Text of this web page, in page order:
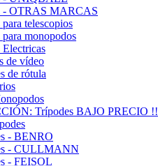
- OTRAS MARCAS
telescopios
monopodos
Electricas
de vídeo
de rótula
Trípodes BAJO PRECIO !!
- BENRO
- CULLMANN
- FEISOL